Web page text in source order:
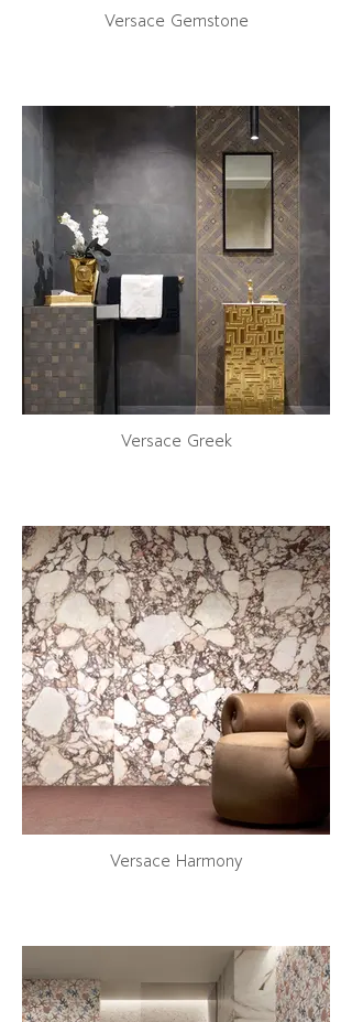
Versace Gemstone
Versace Greek
Versace Harmony